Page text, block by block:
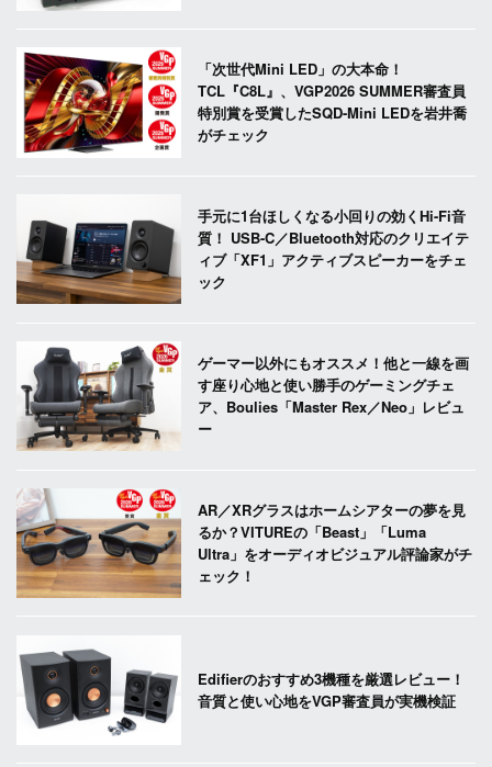
「次世代Mini LED」の大本命！
TCL『C8L』、VGP2026 SUMMER審査員
特別賞を受賞したSQD-Mini LEDを岩井喬
がチェック
手元に1台ほしくなる小回りの効くHi-Fi音
質！ USB-C／Bluetooth対応のクリエイテ
ィブ「XF1」アクティブスピーカーをチェ
ック
ゲーマー以外にもオススメ！他と一線を画
す座り心地と使い勝手のゲーミングチェ
ア、Boulies「Master Rex／Neo」レビュ
ー
AR／XRグラスはホームシアターの夢を見
るか？VITUREの「Beast」「Luma
Ultra」をオーディオビジュアル評論家がチ
ェック！
Edifierのおすすめ3機種を厳選レビュー！
音質と使い心地をVGP審査員が実機検証